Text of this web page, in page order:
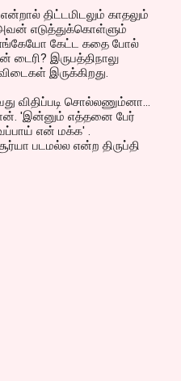
திட்டமிடலும் காதலும்
எடுத்துக்கொள்ளும்
கேட்ட கதை போல்
டைரி? இருபத்திநாலு
இருக்கிறது.
விதிப்படி சொல்லணும்னா...
'இன்னும் எத்தனை பேர்
என் மக்க' .
படமல்ல என்ற திருப்தி